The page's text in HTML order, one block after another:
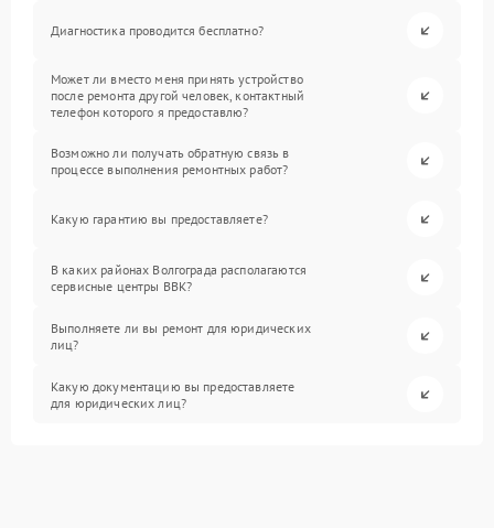
Диагностика проводится бесплатно?
Может ли вместо меня принять устройство
после ремонта другой человек, контактный
телефон которого я предоставлю?
Возможно ли получать обратную связь в
процессе выполнения ремонтных работ?
Какую гарантию вы предоставляете?
В каких районах Волгограда располагаются
сервисные центры BBK?
Выполняете ли вы ремонт для юридических
лиц?
Какую документацию вы предоставляете
для юридических лиц?